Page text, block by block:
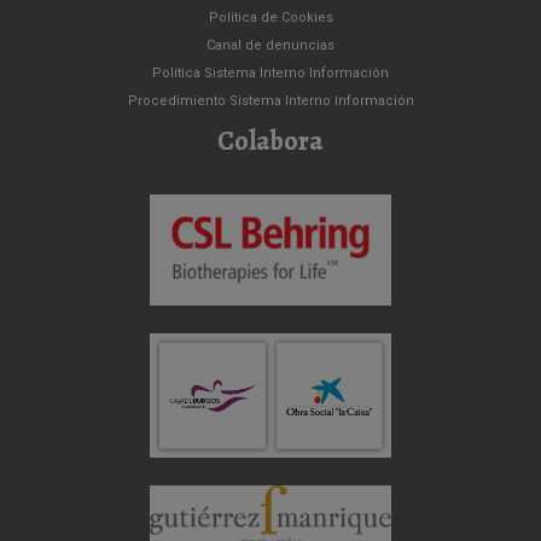
Política de Cookies
Canal de denuncias
Política Sistema Interno Información
Procedimiento Sistema Interno Información
Colabora